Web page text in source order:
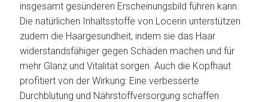
insgesamt gesünderen Erscheinungsbild führen kann.
Die natürlichen Inhaltsstoffe von Locerin unterstützen
zudem die Haargesundheit, indem sie das Haar
widerstandsfähiger gegen Schäden machen und für
mehr Glanz und Vitalität sorgen. Auch die Kopfhaut
profitiert von der Wirkung: Eine verbesserte
Durchblutung und Nährstoffversorgung schaffen